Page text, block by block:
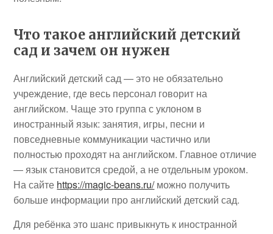
Что такое английский детский
сад и зачем он нужен
Английский детский сад — это не обязательно
учреждение, где весь персонал говорит на
английском. Чаще это группа с уклоном в
иностранный язык: занятия, игры, песни и
повседневные коммуникации частично или
полностью проходят на английском. Главное отличие
— язык становится средой, а не отдельным уроком.
На сайте https://magic-beans.ru/можно получить
больше информации про английский детский сад.
Для ребёнка это шанс привыкнуть к иностранной